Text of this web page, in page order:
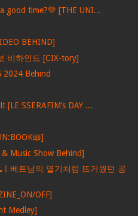
good time?💚 [THE UNI...
BEHIND]
비하인드 [CIX-tory]
2024 Behind
SSERAFIM’s DAY ...
& Music Show Behind]
베트남의 열기처럼 뜨거웠던 공
OFF]
Medley]